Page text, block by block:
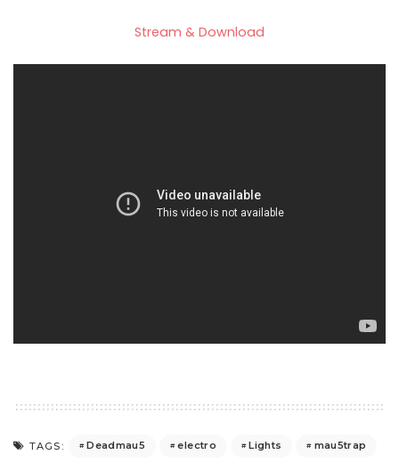
Stream & Download
TAGS: Deadmau5 electro Lights mau5trap